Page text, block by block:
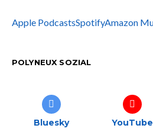
Apple PodcastsSpotifyAmazon
POLYNEUX SOZIAL
Bluesky YouTube